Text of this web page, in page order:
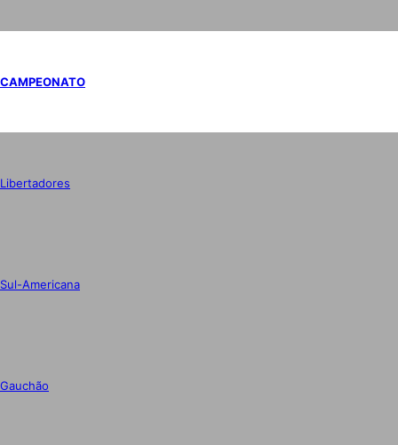
CAMPEONATO
Libertadores
Sul-Americana
Gauchão